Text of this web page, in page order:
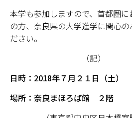
大学紹介
学部・大学院
本学も参加しますので、首都圏
の方、奈良県の大学進学に関心
ださい。
（記）
日時：2018年７月２１日（土）
場所：奈良まほろば館 ２階